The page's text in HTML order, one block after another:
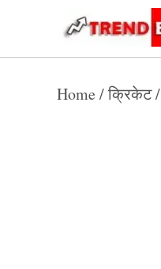
content
Home /क्रिकेट/